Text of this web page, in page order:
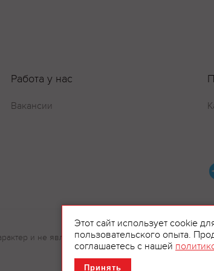
Работа у нас
Вакансии
и не являются рекламой.
Этот сайт использует cookie
пользовательского опыта.
соглашаетесь с нашей
Принять